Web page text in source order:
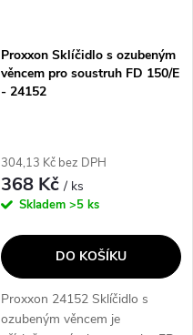
Proxxon Sklíčidlo s ozubeným
věncem pro soustruh FD 150/E
- 24152
304,13 Kč bez DPH
368 Kč/ ks
Skladem >5 ks
DO KOŠÍKU
Proxxon 24152 Sklíčidlo s
ozubeným věncem je